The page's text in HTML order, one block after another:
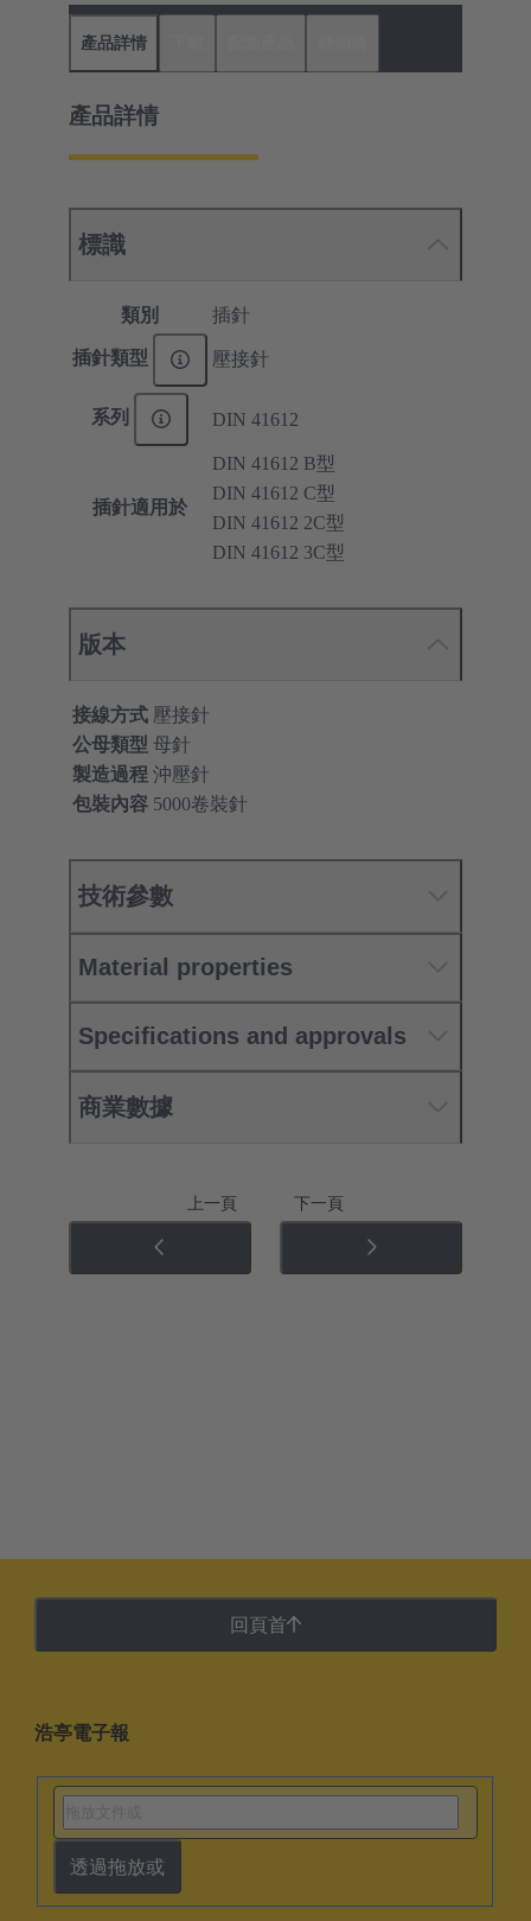
產品詳情
產品詳情
標識
類別 插針
插針類型 壓接針
系列 DIN 41612
插針適用於
DIN 41612 B型
DIN 41612 C型
DIN 41612 2C型
DIN 41612 3C型
版本
接線方式 壓接針
公母類型 母針
製造過程 沖壓針
包裝內容 5000卷裝針
技術參數
Material properties
Specifications and approvals
商業數據
上一頁 下一頁
回頁首
浩亭電子報
透過拖放或